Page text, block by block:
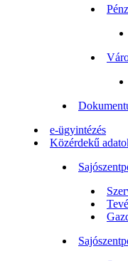
e-ügyintézés
Közérdekű